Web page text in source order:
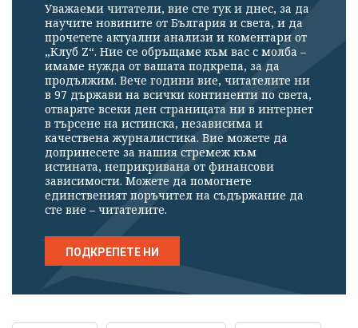
Уважаеми читатели, вие сте тук и днес, за да
научите новините от България и света, и да
прочетете актуални анализи и коментари от
„Клуб Z“. Ние се обръщаме към вас с молба –
имаме нужда от вашата подкрепа, за да
продължим. Вече години вие, читателите ни
в 97 държави на всички континенти по света,
отваряте всеки ден страницата ни в интернет
в търсене на истинска, независима и
качествена журналистика. Вие можете да
допринесете за нашия стремеж към
истината, неприкривана от финансови
зависимости. Можете да помогнете
единственият поръчител на съдържание да
сте вие – читателите.
ПОДКРЕПЕТЕ НИ